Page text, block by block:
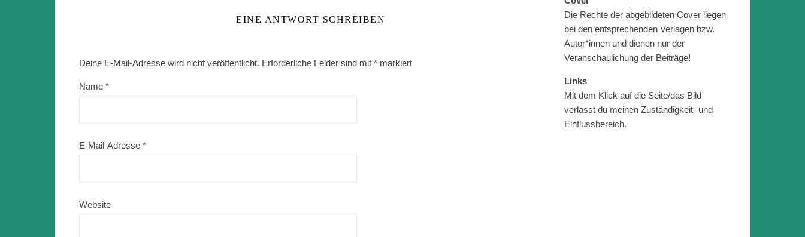
EINE ANTWORT SCHREIBEN
Deine E-Mail-Adresse wird nicht veröffentlicht. Erforderliche Felder sind mit * markiert
Name *
E-Mail-Adresse *
Website
Die Rechte der abgebildeten Cover liegen
bei den entsprechenden Verlagen bzw.
Autor*innen und dienen nur der
Veranschaulichung der Beiträge!
Links
Mit dem Klick auf die Seite/das Bild
verlässt du meinen Zuständigkeit- und
Einflussbereich.